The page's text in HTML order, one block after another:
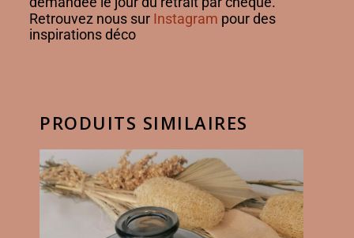
Retrouvez nous sur Instagram pour des
inspirations déco
PRODUITS SIMILAIRES